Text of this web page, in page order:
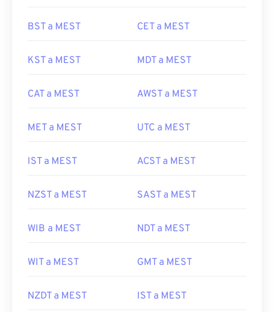
BST a MEST CET a MEST
KST a MEST MDT a MEST
CAT a MEST AWST a MEST
MET a MEST UTC a MEST
IST a MEST ACST a MEST
NZST a MEST SAST a MEST
WIB a MEST NDT a MEST
WIT a MEST GMT a MEST
NZDT a MEST IST a MEST